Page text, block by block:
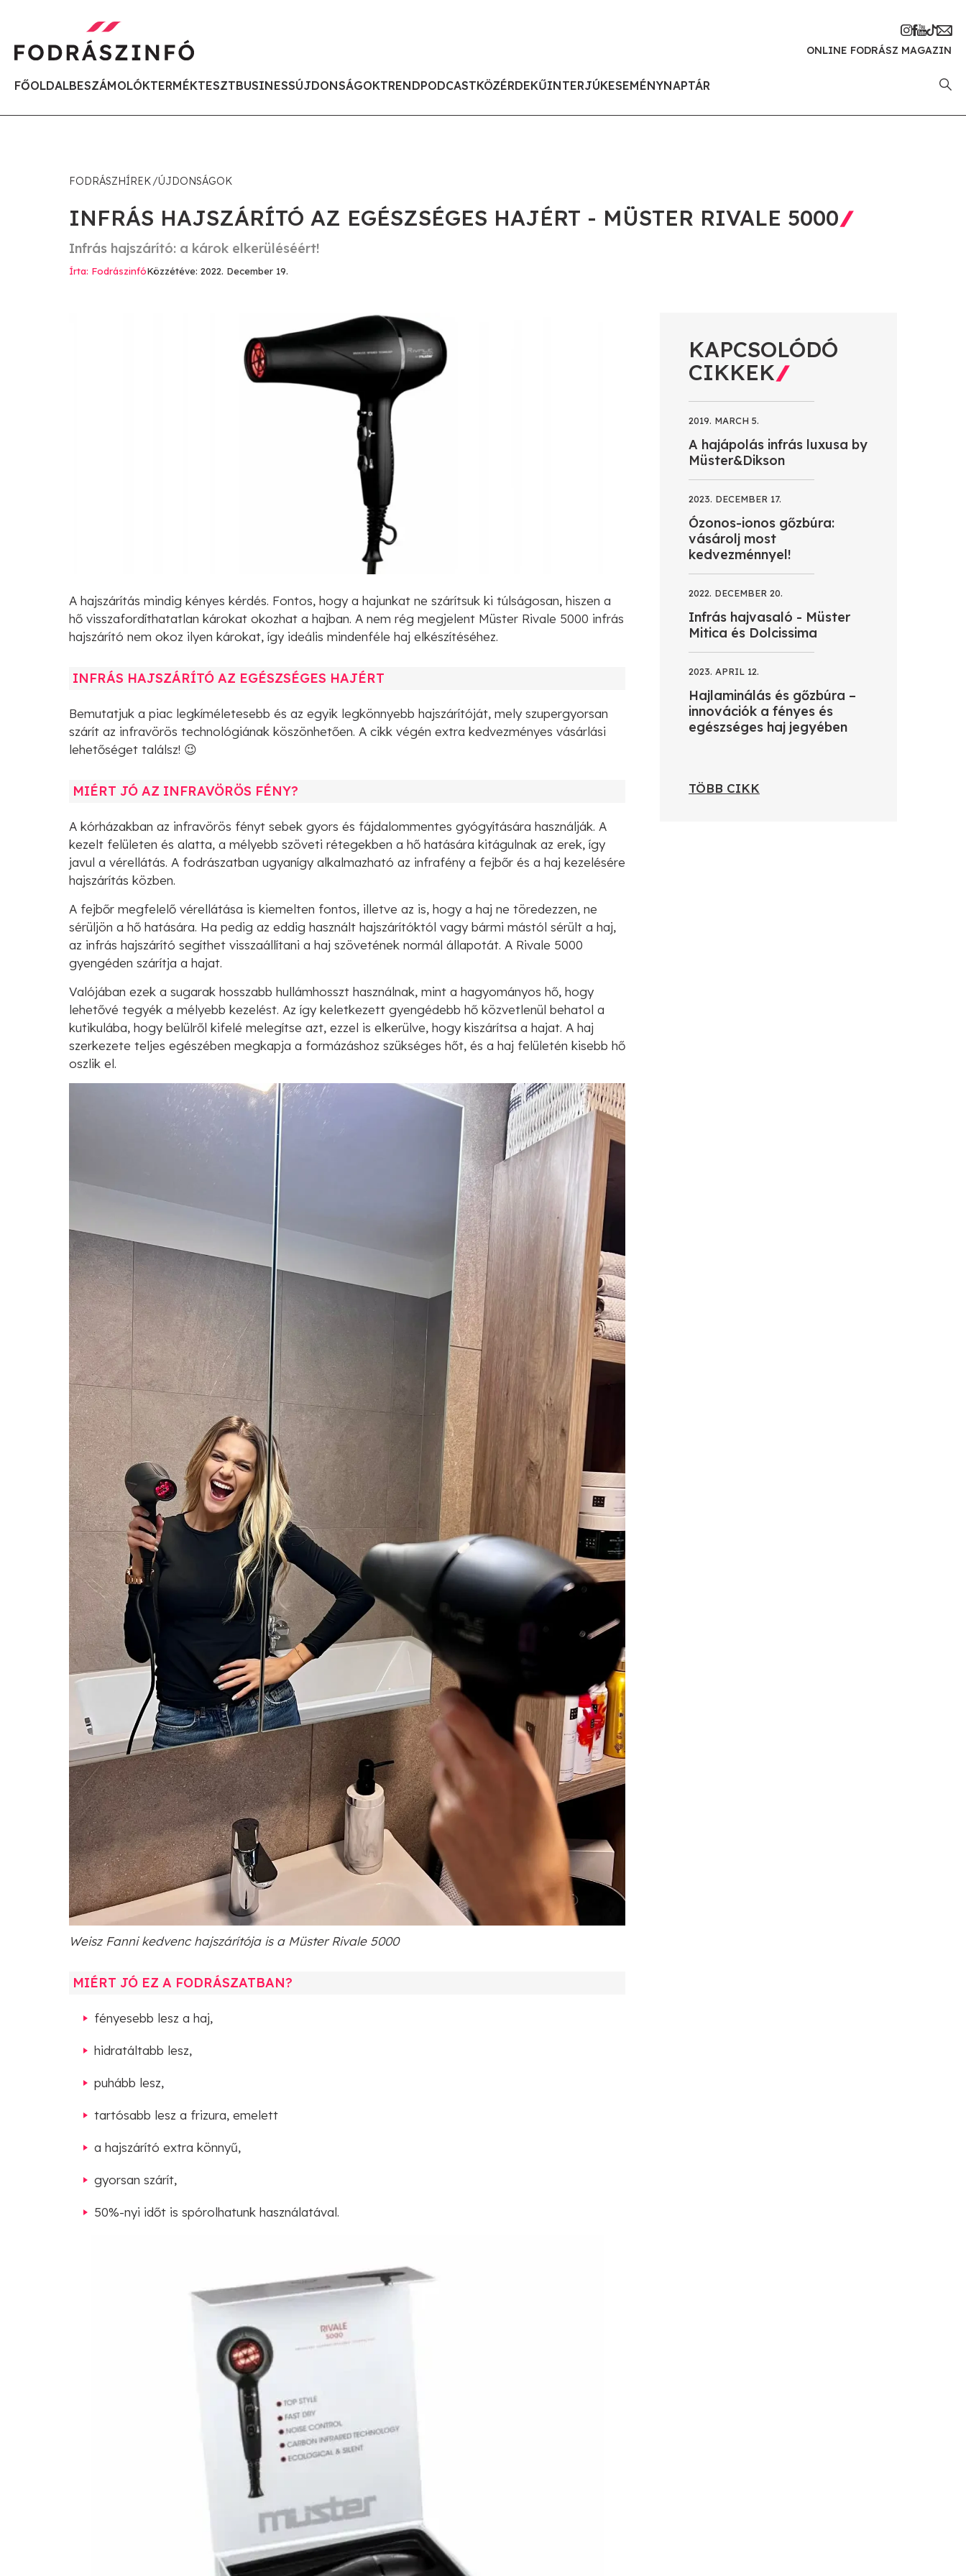
ONLINE FODRÁSZ MAGAZIN
FŐOLDALBESZÁMOLÓKTERMÉKTESZTBUSINESSÚJDONSÁGOKTRENDPODCASTKÖZÉRDEKŰINTERJÚKESEMÉNYNAPTÁR
FODRÁSZHÍREK ÚJDONSÁGOK
INFRÁS HAJSZÁRÍTÓ AZ EGÉSZSÉGES HAJÉRT - MÜSTER RIVALE 5000
Infrás hajszárító: a károk elkerüléséért!
Írta: FodrászinfóKözzétéve: 2022. December 19.
A hajszárítás mindig kényes kérdés. Fontos, hogy a hajunkat ne szárítsuk ki túlságosan, hiszen a
hő visszafordíthatatlan károkat okozhat a hajban. A nem rég megjelent Müster Rivale 5000 infrás
hajszárító nem okoz ilyen károkat, így ideális mindenféle haj elkészítéséhez.
INFRÁS HAJSZÁRÍTÓ AZ EGÉSZSÉGES HAJÉRT
Bemutatjuk a piac legkíméletesebb és az egyik legkönnyebb hajszárítóját, mely szupergyorsan
szárít az infravörös technológiának köszönhetően. A cikk végén extra kedvezményes vásárlási
lehetőséget találsz! 😉
MIÉRT JÓ AZ INFRAVÖRÖS FÉNY?
A kórházakban az infravörös fényt sebek gyors és fájdalommentes gyógyítására használják. A
kezelt felületen és alatta, a mélyebb szöveti rétegekben a hő hatására kitágulnak az erek, így
javul a vérellátás. A fodrászatban ugyanígy alkalmazható az infrafény a fejbőr és a haj kezelésére
hajszárítás közben.
A fejbőr megfelelő vérellátása is kiemelten fontos, illetve az is, hogy a haj ne töredezzen, ne
sérüljön a hő hatására. Ha pedig az eddig használt hajszárítóktól vagy bármi mástól sérült a haj,
az infrás hajszárító segíthet visszaállítani a haj szövetének normál állapotát. A Rivale 5000
gyengéden szárítja a hajat.
Valójában ezek a sugarak hosszabb hullámhosszt használnak, mint a hagyományos hő, hogy
lehetővé tegyék a mélyebb kezelést. Az így keletkezett gyengédebb hő közvetlenül behatol a
kutikulába, hogy belülről kifelé melegítse azt, ezzel is elkerülve, hogy kiszárítsa a hajat. A haj
szerkezete teljes egészében megkapja a formázáshoz szükséges hőt, és a haj felületén kisebb hő
oszlik el.
Weisz Fanni kedvenc hajszárítója is a Müster Rivale 5000
MIÉRT JÓ EZ A FODRÁSZATBAN?
fényesebb lesz a haj,
hidratáltabb lesz,
puhább lesz,
tartósabb lesz a frizura, emelett
a hajszárító extra könnyű,
gyorsan szárít,
50%-nyi időt is spórolhatunk használatával.
KAPCSOLÓDÓ
CIKKEK
2019. MARCH 5.
A hajápolás infrás luxusa by
Müster&Dikson
2023. DECEMBER 17.
Ózonos-ionos gőzbúra:
vásárolj most
kedvezménnyel!
2022. DECEMBER 20.
Infrás hajvasaló - Müster
Mitica és Dolcissima
2023. APRIL 12.
Hajlaminálás és gőzbúra –
innovációk a fényes és
egészséges haj jegyében
TÖBB CIKK